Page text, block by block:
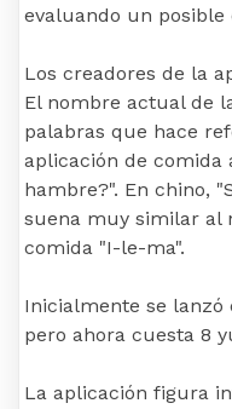
evaluando un
Los creadores de la
El nombre actual de
palabras que hace
aplicación de comida
hambre?". En chino,
suena muy similar al
comida "I-le-ma".
Inicialmente se
pero ahora cuesta 8
La aplicación figura